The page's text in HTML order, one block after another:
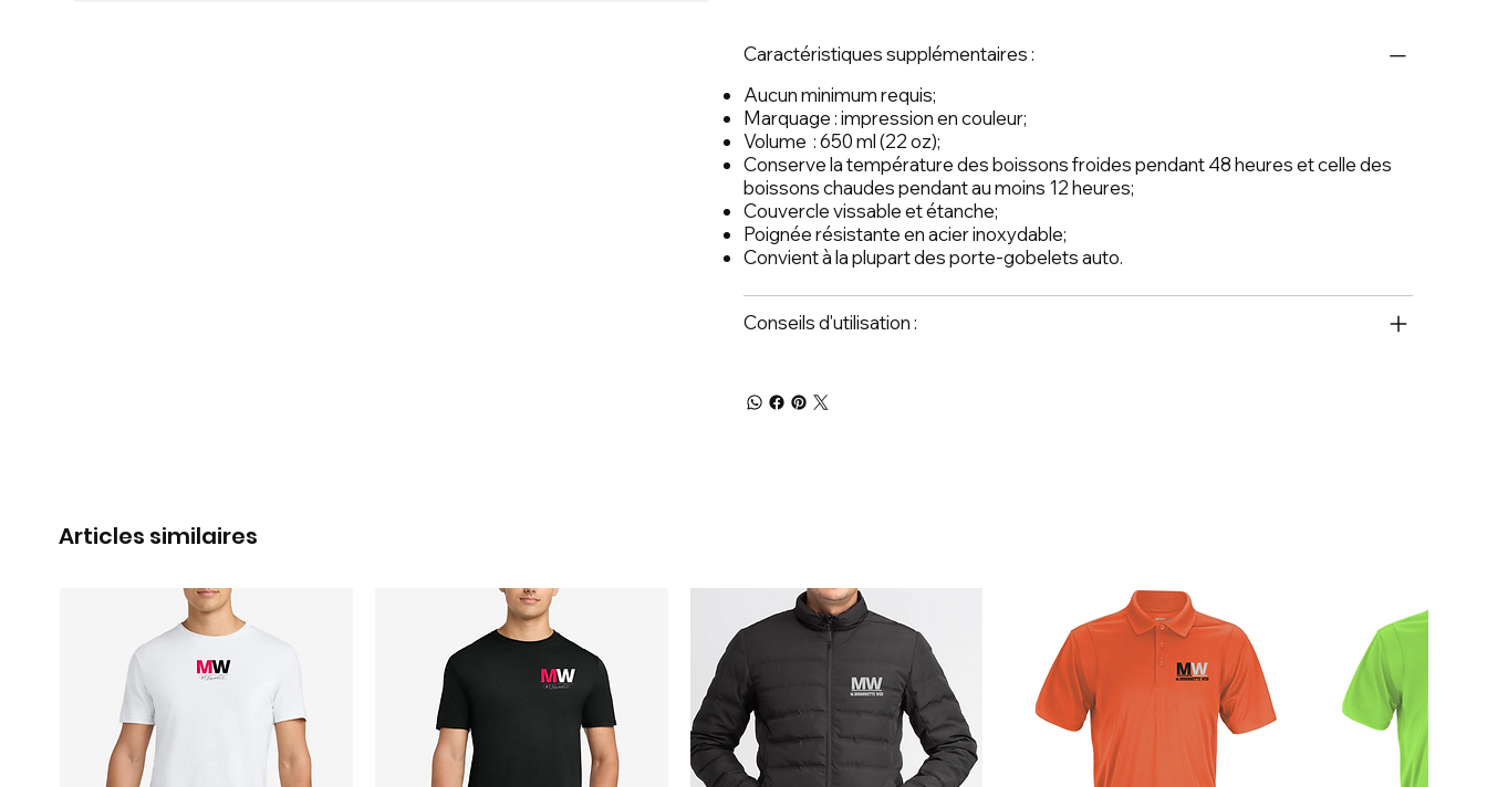
Caractéristiques supplémentaires :
Aucun minimum requis;
Marquage : impression en couleur;
Volume : 650 ml (22 oz);
Conserve la température des boissons froides pendant 48 heures et celle des
boissons chaudes pendant au moins 12 heures;
Couvercle vissable et étanche;
Poignée résistante en acier inoxydable;
Convient à la plupart des porte-gobelets auto.
Conseils d'utilisation :
Articles similaires